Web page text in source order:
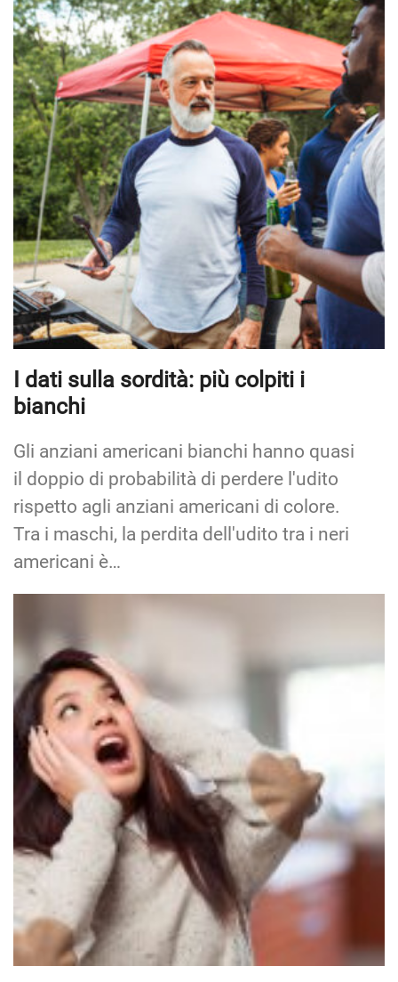
I dati sulla sordità: più colpiti i
bianchi
Gli anziani americani bianchi hanno quasi
il doppio di probabilità di perdere l'udito
rispetto agli anziani americani di colore.
Tra i maschi, la perdita dell'udito tra i neri
americani è…